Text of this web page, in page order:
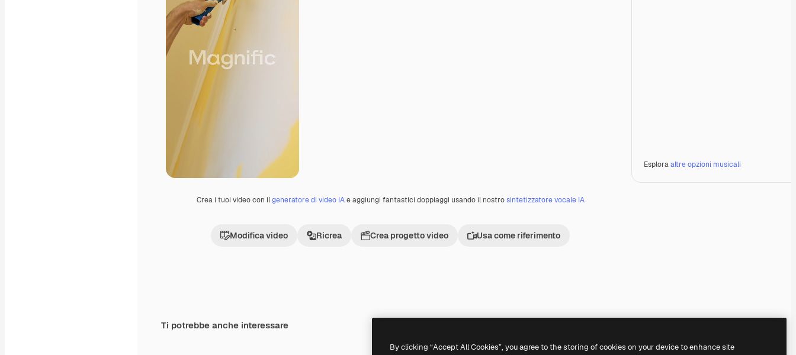
Crea i tuoi video con ilgeneratore di video IAe aggiungi fantastici doppiaggi usando il nostrosintetizzatore vocale IA
Modifica video Ricrea Crea progetto video Usa come riferimento
Esploraaltre opzioni musicali
Ti potrebbe anche interessare
By clicking “Accept All Cookies”, you agree to the storing of cookies on your device to enhance site